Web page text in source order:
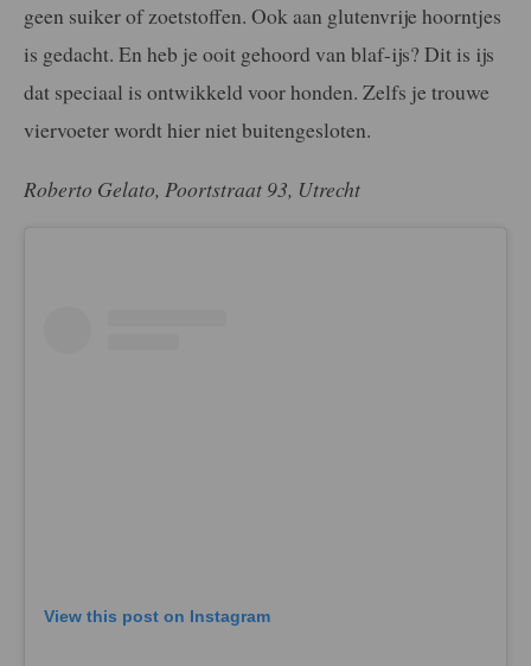
geen suiker of zoetstoffen. Ook aan glutenvrije hoorntjes
is gedacht. En heb je ooit gehoord van blaf-ijs? Dit is ijs
dat speciaal is ontwikkeld voor honden. Zelfs je trouwe
viervoeter wordt hier niet buitengesloten.
Roberto Gelato, Poortstraat 93, Utrecht
View this post on Instagram